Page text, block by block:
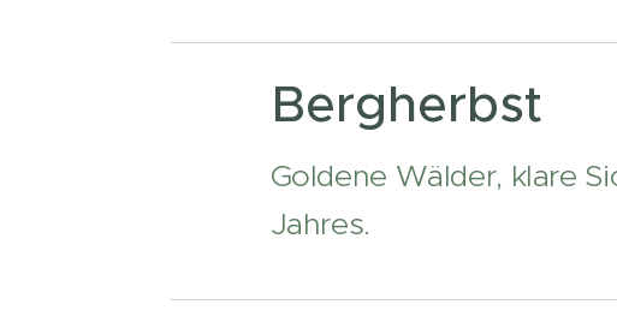
Bergherbst
Goldene Wälder, klare
Jahres.